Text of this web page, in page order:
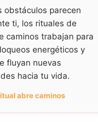
obstáculos parecen
ti, los rituales de
caminos trabajan para
energéticos y
fluyan nuevas
hacia tu vida.
abre caminos